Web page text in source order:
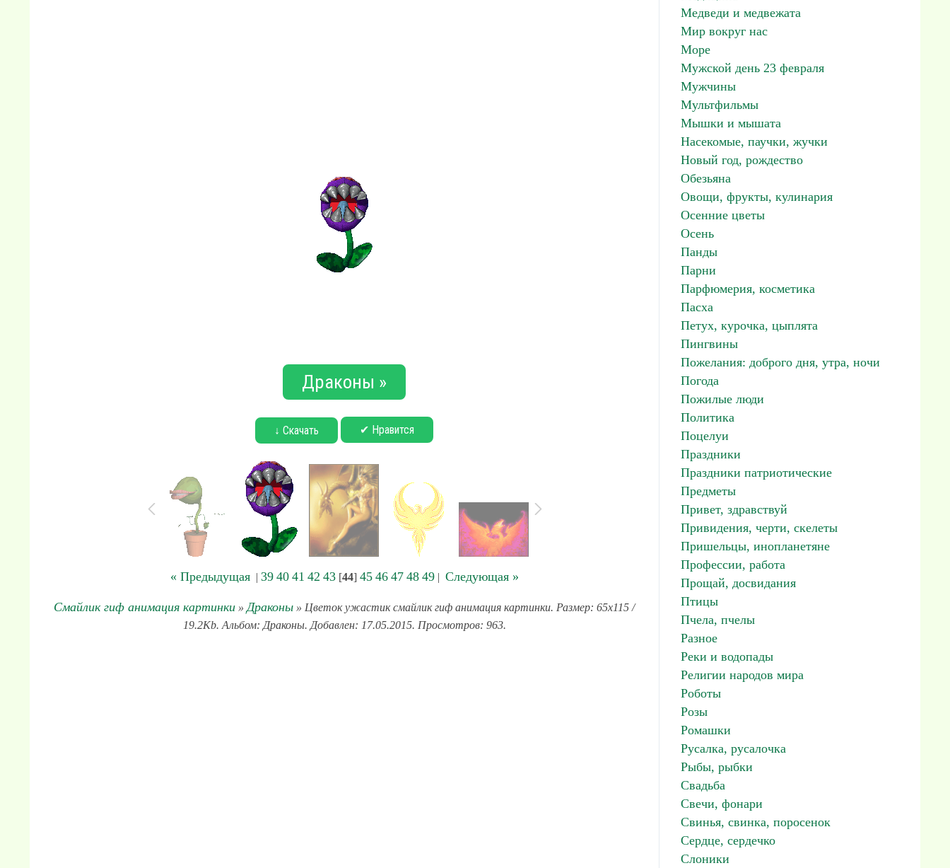
Драконы »
↓ Скачать ✔ Нравится
« Предыдущая| 39 40 41 42 43[44] 45 46 47 48 49| Следующая »
Смайлик гиф анимация картинки » Драконы » Цветок ужастик смайлик гиф анимация картинки. Размер: 65x115 /
19.2Kb. Альбом: Драконы. Добавлен: 17.05.2015. Просмотров: 963.
Медведи и медвежата
Мир вокруг нас
Море
Мужской день 23 февраля
Мужчины
Мультфильмы
Мышки и мышата
Насекомые, паучки, жучки
Новый год, рождество
Обезьяна
Овощи, фрукты, кулинария
Осенние цветы
Осень
Панды
Парни
Парфюмерия, косметика
Пасха
Петух, курочка, цыплята
Пингвины
Пожелания: доброго дня, утра, ночи
Погода
Пожилые люди
Политика
Поцелуи
Праздники
Праздники патриотические
Предметы
Привет, здравствуй
Привидения, черти, скелеты
Пришельцы, инопланетяне
Профессии, работа
Прощай, досвидания
Птицы
Пчела, пчелы
Разное
Реки и водопады
Религии народов мира
Роботы
Розы
Ромашки
Русалка, русалочка
Рыбы, рыбки
Свадьба
Свечи, фонари
Свинья, свинка, поросенок
Сердце, сердечко
Слоники